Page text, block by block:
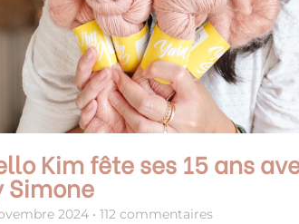
Kim fête ses 15 ans
Simone
2024 112 commentaires